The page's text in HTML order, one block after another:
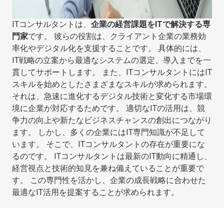
ITコンサルタントは、 企業の経営課題をITで解決する専
門家です。 彼らの役割は、クライアント企業の業務効
率化やデジタル化を支援することです。 具体的には、
IT戦略の立案から最適なシステムの選定、導入までを一
貫してサポートします。 また、ITコンサルタントにはIT
スキルを始めとしたさまざまなスキルが求められます。
それは、急速に進化するデジタル技術と変化する市場環
境に企業が対応するためです。 適切なITの活用は、競
争力の向上や新たなビジネスチャンスの創出につながり
ます。 しかし、多くの企業にはIT専門知識が不足して
います。 そこで、ITコンサルタントの存在が重要にな
るのです。 ITコンサルタントは最新のIT動向に精通し、
経営視点と技術的知見を兼ね備えていることが重要で
す。 この専門性を活かし、企業の成長戦略に合わせた
最適なIT活用を提案することが求められます。